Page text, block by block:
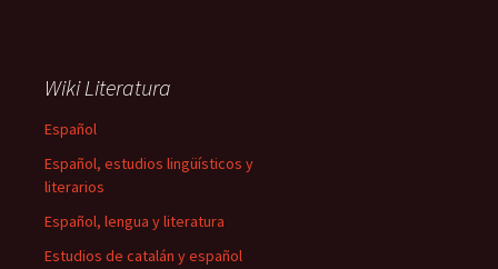
Wiki Literatura
Español
Español, estudios lingüísticos y
literarios
Español, lengua y literatura
Estudios de catalán y español